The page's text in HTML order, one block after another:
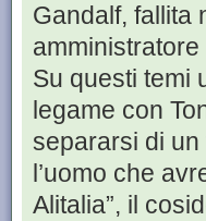
Gandalf, fallita
Su questi temi
legame con
separarsi di
l’uomo che
Alitalia”, il